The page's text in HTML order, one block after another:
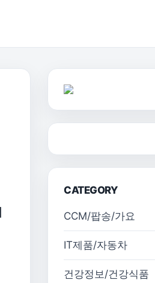
CATEGORY
CCM/팝송/가요
IT제품/자동차
건강정보/건강식품